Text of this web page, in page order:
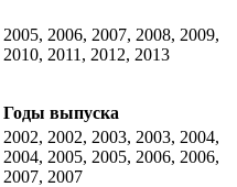
2005, 2006, 2007, 2008, 2009,
2010, 2011, 2012, 2013
Годы выпуска
2002, 2002, 2003, 2003, 2004,
2004, 2005, 2005, 2006, 2006,
2007, 2007